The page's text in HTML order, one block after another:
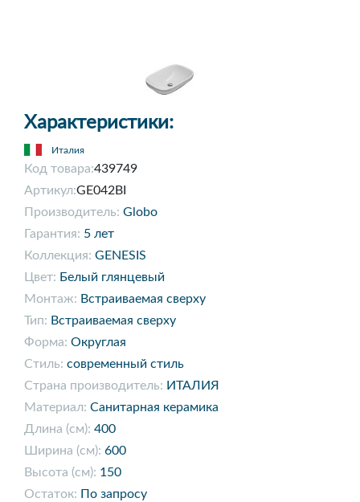
Характеристики:
Италия
Код товара:439749
Артикул:GE042BI
Производитель: Globo
Гарантия: 5 лет
Коллекция: GENESIS
Цвет: Белый глянцевый
Монтаж: Встраиваемая сверху
Тип: Встраиваемая сверху
Форма: Округлая
Стиль: современный стиль
Страна производитель: ИТАЛИЯ
Материал: Санитарная керамика
Длина (см): 400
Ширина (см): 600
Высота (см): 150
Остаток: По запросу